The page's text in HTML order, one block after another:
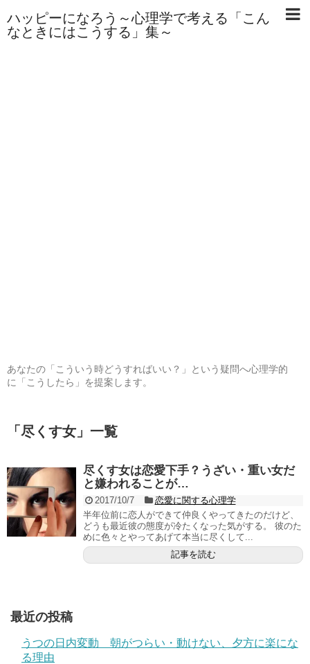
ハッピーになろう～心理学で考える「こん
なときにはこうする」集～
あなたの「こういう時どうすればいい？」という疑問へ心理学的
に「こうしたら」を提案します。
「 尽くす女 」 一覧
尽くす女は恋愛下手？うざい・重い女だ
と嫌われることが…
2017/10/7
恋愛に関する心理学
半年位前に恋人ができて仲良くやってきたのだけど、
どうも最近彼の態度が冷たくなった気がする。 彼のた
めに色々とやってあげて本当に尽くして...
記事を読む
最近の投稿
うつの日内変動 朝がつらい・動けない、夕方に楽にな
る理由